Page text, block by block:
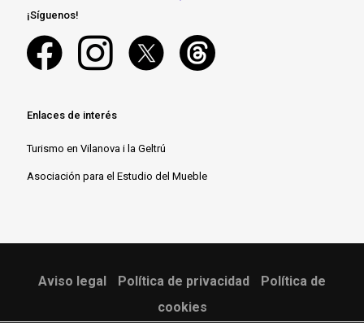
¡Síguenos!
Enlaces de interés
Turismo en Vilanova i la Geltrú
Asociación para el Estudio del Mueble
Aviso legal Política de privacidad
Política de
cookies